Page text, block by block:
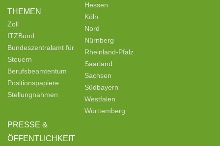
THEMEN
Zoll
ITZBund
Bundeszentralamt für
Steuern
Berufsbeamtentum
Positionspapiere
Stellungnahmen
PRESSE &
ÖFFENTLICHKEIT
Hessen
Köln
Nord
Nürnberg
Rheinland-Pfalz
Saarland
Sachsen
Südbayern
Westfalen
Württemberg